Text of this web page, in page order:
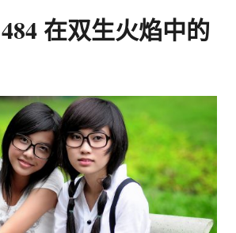
在双生火焰中的